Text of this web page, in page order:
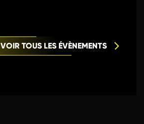
VOIR TOUS LES ÉVÈNEMENTS